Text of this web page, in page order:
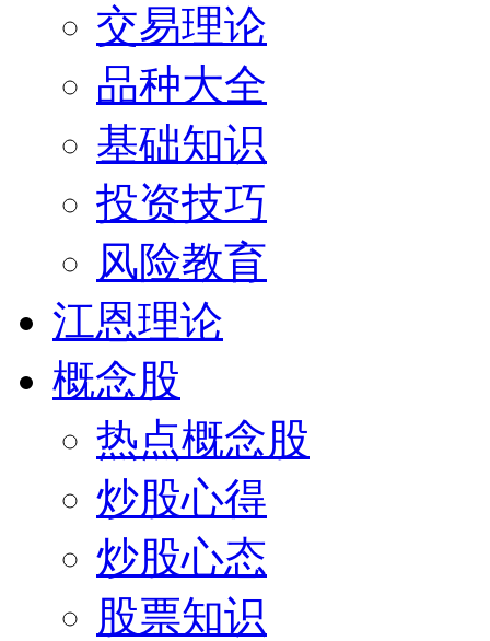
交易理论
品种大全
基础知识
投资技巧
风险教育
江恩理论
概念股
热点概念股
炒股心得
炒股心态
股票知识